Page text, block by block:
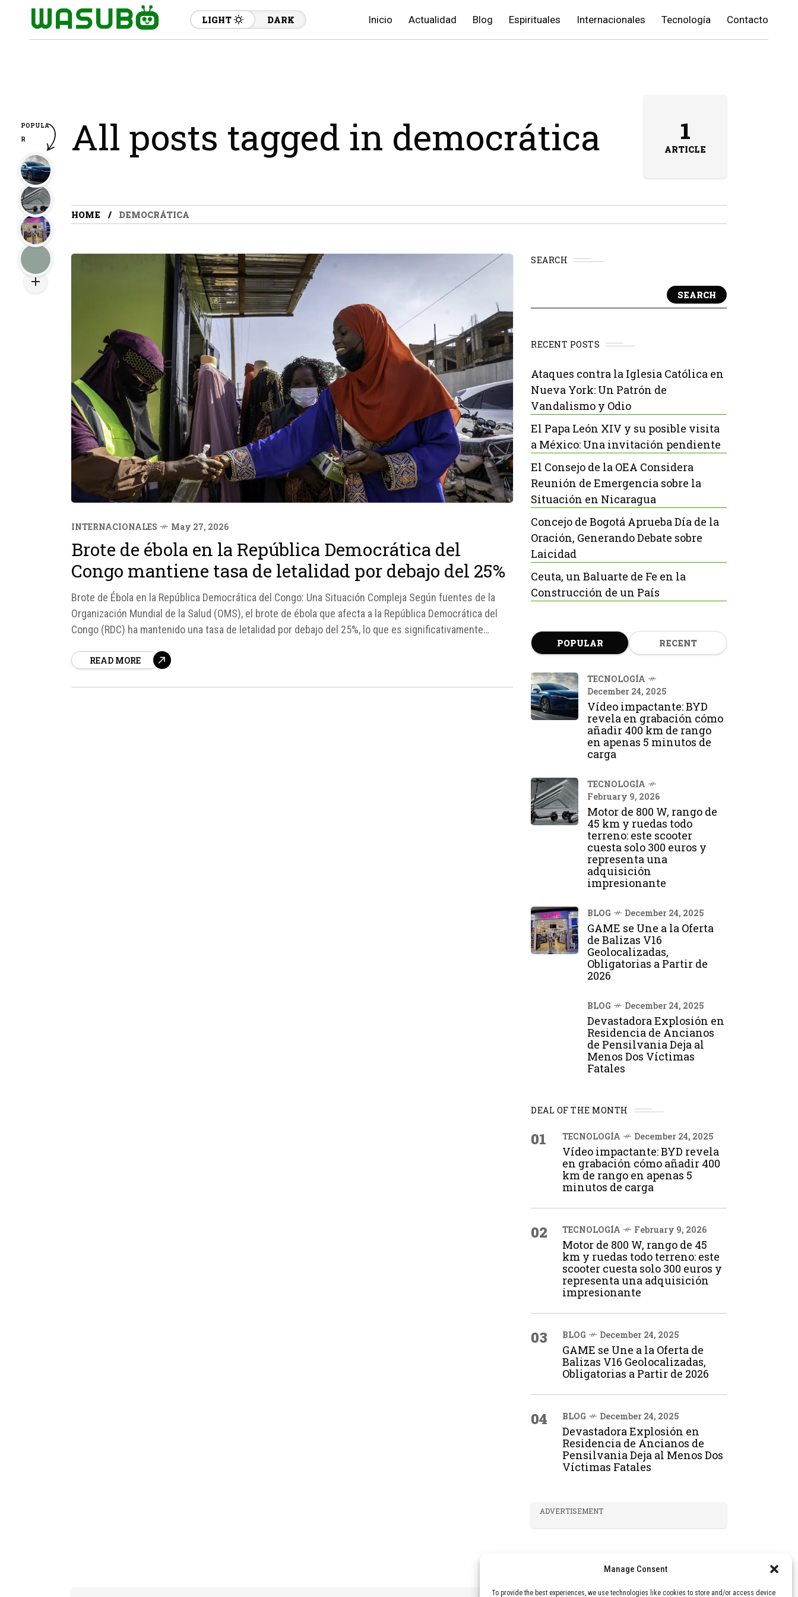
Manage Consent
To provide the best experiences, we use technologies like cookies to store and/or access device
LIGHT DARK Inicio Actualidad Blog Espirituales Internacionales Tecnología Contacto
All posts tagged in democrática 1
ARTICLE
HOME DEMOCRÁTICA
INTERNACIONALES May 27, 2026
Brote de ébola en la República Democrática del
Congo mantiene tasa de letalidad por debajo del 25%
Brote de Ébola en la República Democrática del Congo: Una Situación Compleja Según fuentes de la
Organización Mundial de la Salud (OMS), el brote de ébola que afecta a la República Democrática del
Congo (RDC) ha mantenido una tasa de letalidad por debajo del 25%, lo que es significativamente
READ MORE
SEARCH
SEARCH
RECENT POSTS
Ataques contra la Iglesia Católica en
Nueva York: Un Patrón de
Vandalismo y Odio
El Papa León XIV y su posible visita
a México: Una invitación pendiente
El Consejo de la OEA Considera
Reunión de Emergencia sobre la
Situación en Nicaragua
Concejo de Bogotá Aprueba Día de la
Oración, Generando Debate sobre
Laicidad
Ceuta, un Baluarte de Fe en la
Construcción de un País
POPULAR RECENT
TECNOLOGÍA
December 24, 2025
Vídeo impactante: BYD
revela en grabación cómo
añadir 400 km de rango
en apenas 5 minutos de
carga
TECNOLOGÍA
February 9, 2026
Motor de 800 W, rango de
45 km y ruedas todo
terreno: este scooter
cuesta solo 300 euros y
representa una
adquisición
impresionante
BLOG December 24, 2025
GAME se Une a la Oferta
de Balizas V16
Geolocalizadas,
Obligatorias a Partir de
2026
BLOG December 24, 2025
Devastadora Explosión en
Residencia de Ancianos
de Pensilvania Deja al
Menos Dos Víctimas
Fatales
DEAL OF THE MONTH
01 TECNOLOGÍA December 24, 2025
Vídeo impactante: BYD revela
en grabación cómo añadir 400
km de rango en apenas 5
minutos de carga
02 TECNOLOGÍA February 9, 2026
Motor de 800 W, rango de 45
km y ruedas todo terreno: este
scooter cuesta solo 300 euros y
representa una adquisición
impresionante
03 BLOG December 24, 2025
GAME se Une a la Oferta de
Balizas V16 Geolocalizadas,
Obligatorias a Partir de 2026
04 BLOG December 24, 2025
Devastadora Explosión en
Residencia de Ancianos de
Pensilvania Deja al Menos Dos
Víctimas Fatales
ADVERTISEMENT
POPULA
R